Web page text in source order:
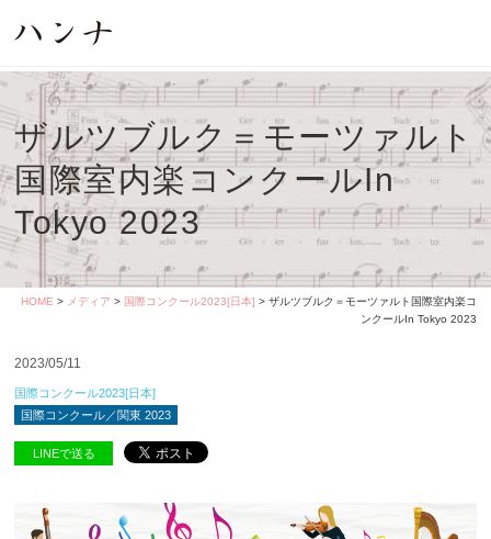
ザルツブルク＝モーツァルト
国際室内楽コンクールIn
Tokyo 2023
HOME > メディア > 国際コンクール2023[日本] > ザルツブルク＝モーツァルト国際室内楽コ
ンクールIn Tokyo 2023
2023/05/11
国際コンクール2023[日本]
国際コンクール／関東 2023
LINEで送る